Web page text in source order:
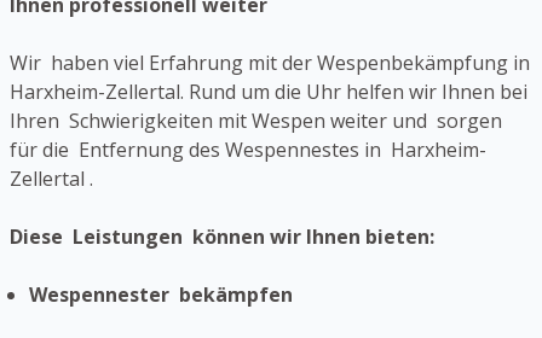
Wir haben viel Erfahrung mit der Wespenbekämpfung in
Harxheim-Zellertal. Rund um die Uhr helfen wir Ihnen bei
Ihren Schwierigkeiten mit Wespen weiter und sorgen
für die Entfernung des Wespennestes in Harxheim-
Zellertal .
Diese Leistungen können wir Ihnen bieten:
Wespennester bekämpfen